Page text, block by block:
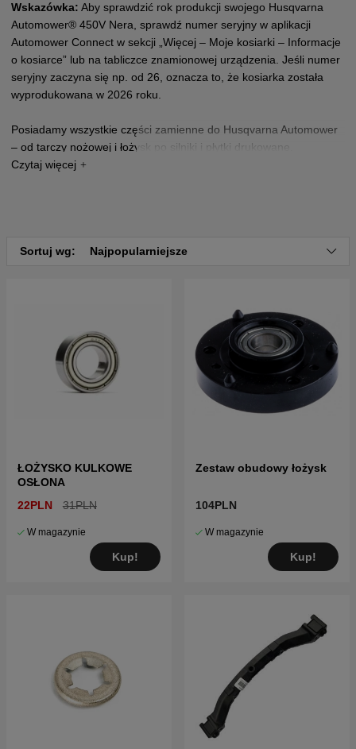
Wskazówka: Aby sprawdzić rok produkcji swojego Husqvarna
Automower® 450V Nera, sprawdź numer seryjny w aplikacji
Automower Connect w sekcji „Więcej – Moje kosiarki – Informacje
o kosiarce” lub na tabliczce znamionowej urządzenia. Jeśli numer
seryjny zaczyna się np. od 26, oznacza to, że kosiarka została
wyprodukowana w 2026 roku.
Posiadamy wszystkie części zamienne do Husqvarna Automower
– od tarczy nożowej i łożysk po silniki i płytki drukowane.
Nie możesz znaleźć potrzebnej części? Żaden problem –
Sortuj wg: Najpopularniejsze
ŁOŻYSKO KULKOWE
OSŁONA
22PLN
31PLN
W magazynie
Kup!
Zestaw obudowy łożysk
104PLN
W magazynie
Kup!